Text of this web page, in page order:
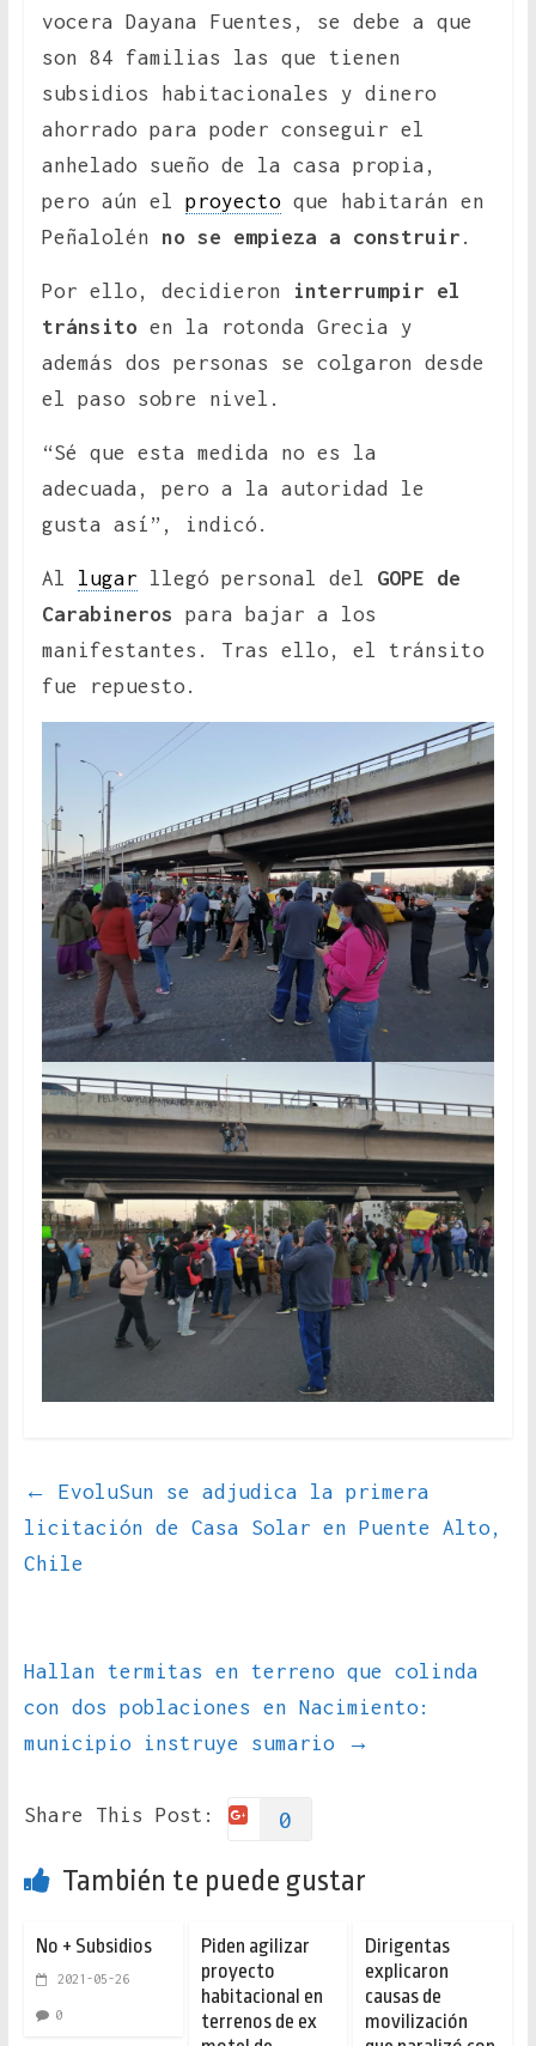
vocera Dayana Fuentes, se debe a que
son 84 familias las que tienen
subsidios habitacionales y dinero
ahorrado para poder conseguir el
anhelado sueño de la casa propia,
pero aún el proyectoque habitarán en
Peñalolén no se empieza a construir .
Por ello, decidieron
interrumpir el
tránsito en la rotonda Grecia y
además dos personas se colgaron desde
el paso sobre nivel.
“Sé que esta medida no es la
adecuada, pero a la autoridad le
gusta así”, indicó.
Al lugar llegó personal del GOPE de
Carabineros para bajar a los
manifestantes. Tras ello, el tránsito
fue repuesto.
←
EvoluSun se adjudica la primera
licitación de Casa Solar en Puente Alto,
Chile
Hallan termitas en terreno que colinda
con dos poblaciones en Nacimiento:
municipio instruye sumario
→
Share This Post: 0
También te puede gustar
No + Subsidios
2021-05-26
0
Piden agilizar
proyecto
habitacional en
terrenos de ex
Dirigentas
explicaron
causas de
movilización